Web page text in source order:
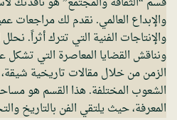
والإبداع العالمي. نقدم لك مراجعات
والإنتاجات الفنية التي تترك أثراً.
ونناقش القضايا المعاصرة التي تشكل
الزمن من خلال مقالات تاريخية
الشعوب المختلفة. هذا القسم هو
المعرفة، حيث يلتقي الفن بالتاريخ